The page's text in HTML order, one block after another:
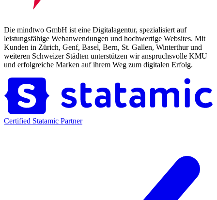
Die mindtwo GmbH ist eine Digitalagentur, spezialisiert auf
leistungsfähige Webanwendungen und hochwertige Websites. Mit
Kunden in Zürich, Genf, Basel, Bern, St. Gallen, Winterthur und
weiteren Schweizer Städten unterstützen wir anspruchsvolle KMU
und erfolgreiche Marken auf ihrem Weg zum digitalen Erfolg.
Certified Statamic Partner